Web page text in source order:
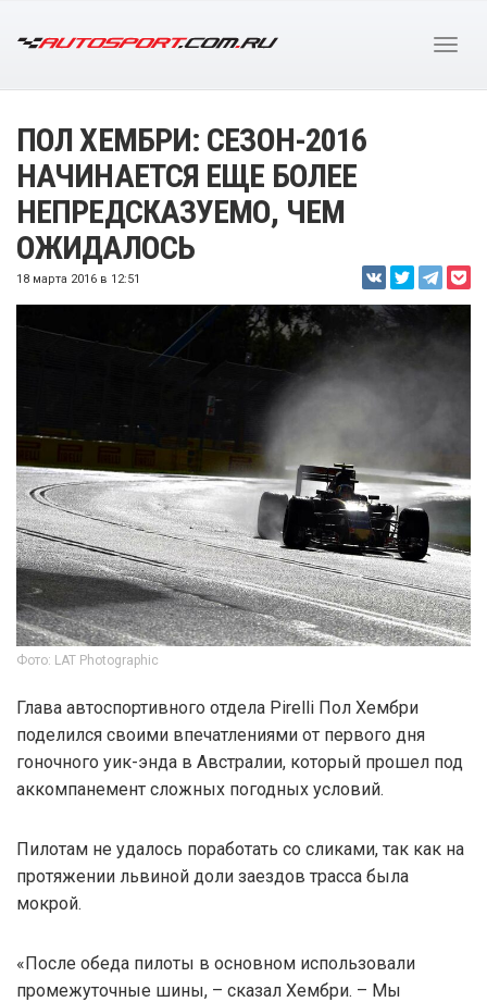
ПОЛ ХЕМБРИ: СЕЗОН-2016
НАЧИНАЕТСЯ ЕЩЕ БОЛЕЕ
НЕПРЕДСКАЗУЕМО, ЧЕМ
ОЖИДАЛОСЬ
18 марта 2016 в 12:51
Фото: LAT Photographic
Глава автоспортивного отдела Pirelli Пол Хембри
поделился своими впечатлениями от первого дня
гоночного уик-энда в Австралии, который прошел под
аккомпанемент сложных погодных условий.
Пилотам не удалось поработать со сликами, так как на
протяжении львиной доли заездов трасса была
мокрой.
«После обеда пилоты в основном использовали
промежуточные шины, – сказал Хембри. – Мы